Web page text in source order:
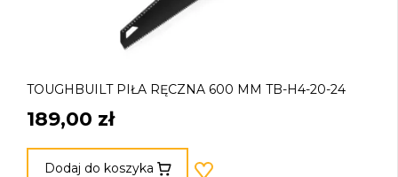
TOUGHBUILT PIŁA RĘCZNA 600 MM TB-H4-20-24
189,00 zł
Dodaj do koszyka